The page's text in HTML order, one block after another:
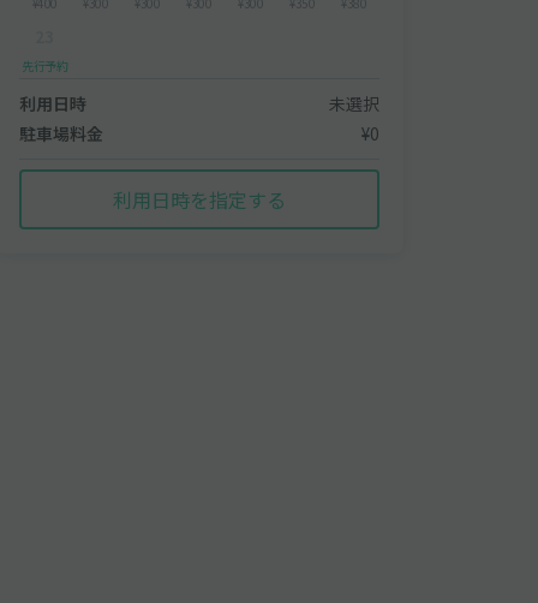
先行予約
利用日時
未選択
駐車場料金
¥0
利用日時を指定する